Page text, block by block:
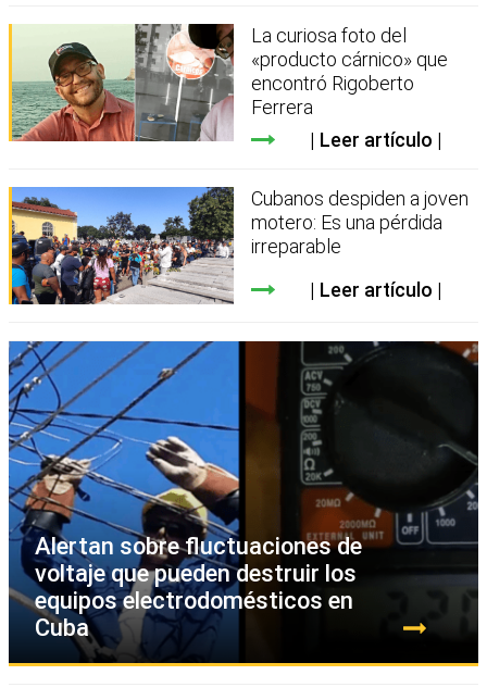
La curiosa foto del
«producto cárnico» que
encontró Rigoberto
Ferrera
Leer artículo
Cubanos despiden a joven
motero: Es una pérdida
irreparable
Leer artículo
Alertan sobre fluctuaciones de
voltaje que pueden destruir los
equipos electrodomésticos en
Cuba